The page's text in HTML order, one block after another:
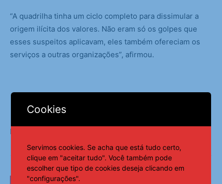
“A quadrilha tinha um ciclo completo para dissimular a
origem ilícita dos valores. Não eram só os golpes que
esses suspeitos aplicavam, eles também ofereciam os
serviços a outras organizações”, afirmou.
Fonte:
Cookies
Servimos cookies. Se acha que está tudo certo,
clique em "aceitar tudo". Você também pode
escolher que tipo de cookies deseja clicando em
"configurações".